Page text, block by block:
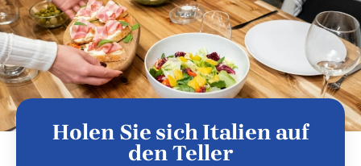
Holen Sie sich Italien auf
den Teller